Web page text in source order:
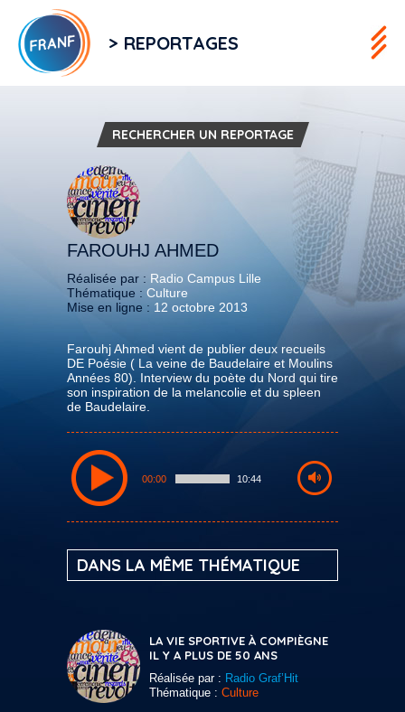
> REPORTAGES
RECHERCHER UN REPORTAGE
FAROUHJ AHMED
Réalisée par : Radio Campus Lille
Thématique : Culture
Mise en ligne : 12 octobre 2013
Farouhj Ahmed vient de publier deux recueils
DE Poésie ( La veine de Baudelaire et Moulins
Années 80). Interview du poète du Nord qui tire
son inspiration de la melancolie et du spleen
de Baudelaire.
00:00 10:44
DANS LA MÊME THÉMATIQUE
LA VIE SPORTIVE À COMPIÈGNE
IL Y A PLUS DE 50 ANS
Réalisée par : Radio Graf’Hit
Thématique : Culture